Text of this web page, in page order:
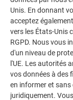
SAUT DE
Cette vidéo
RETOUR À
Unis. En donnant
acceptez
vers les États-Unis
RGPD. Nous vous
d'un niveau de
l'UE. Les autorités
vos données à des
en informer et sans
juridiquement.